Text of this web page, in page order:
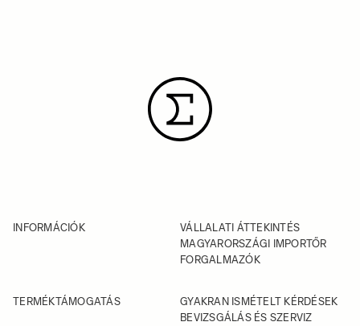
INFORMÁCIÓK
VÁLLALATI ÁTTEKINTÉS
MAGYARORSZÁGI IMPORTŐR
FORGALMAZÓK
TERMÉKTÁMOGATÁS
GYAKRAN ISMÉTELT KÉRDÉSEK
BEVIZSGÁLÁS ÉS SZERVIZ